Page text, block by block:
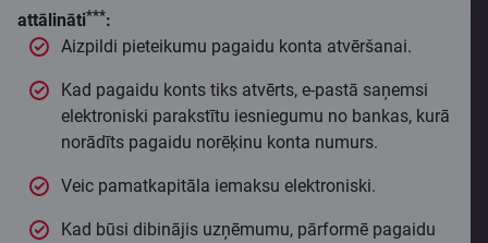
attālināti***:
Aizpildi pieteikumu pagaidu konta atvēršanai.
Kad pagaidu konts tiks atvērts, e-pastā saņemsi
elektroniski parakstītu iesniegumu no bankas, kurā
norādīts pagaidu norēķinu konta numurs.
Veic pamatkapitāla iemaksu elektroniski.
Kad būsi dibinājis uzņēmumu, pārformē pagaidu